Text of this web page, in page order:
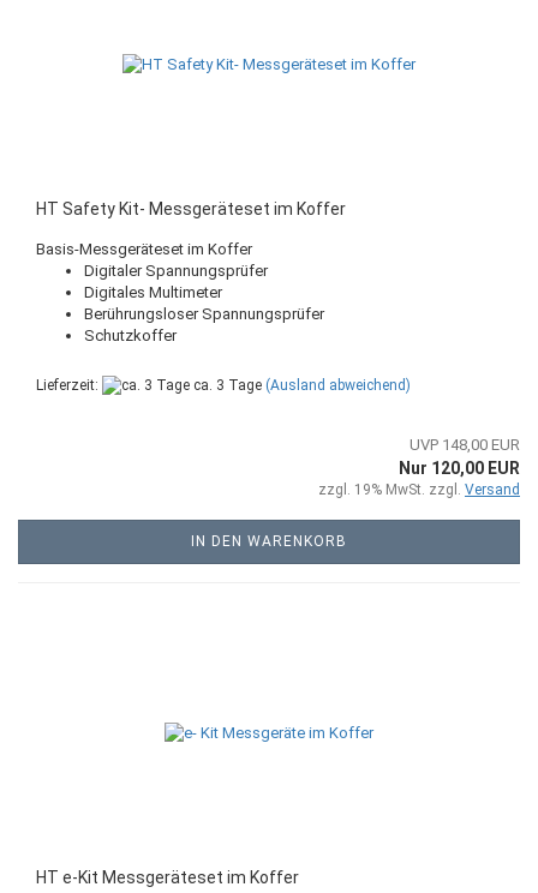
HT Safety Kit- Messgeräteset im Koffer
Basis-Messgeräteset im Koffer
Digitaler Spannungsprüfer
Digitales Multimeter
Berührungsloser Spannungsprüfer
Schutzkoffer
Lieferzeit: ca. 3 Tage (Ausland abweichend)
UVP 148,00 EUR
Nur 120,00 EUR
zzgl. 19% MwSt. zzgl. Versand
IN DEN WARENKORB
HT e-Kit Messgeräteset im Koffer